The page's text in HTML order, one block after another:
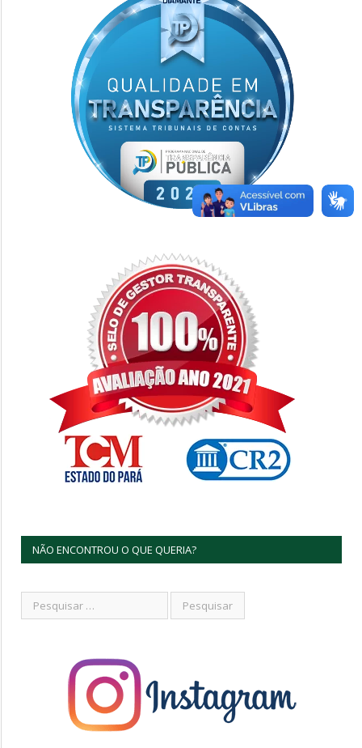
NÃO ENCONTROU O QUE QUERIA?